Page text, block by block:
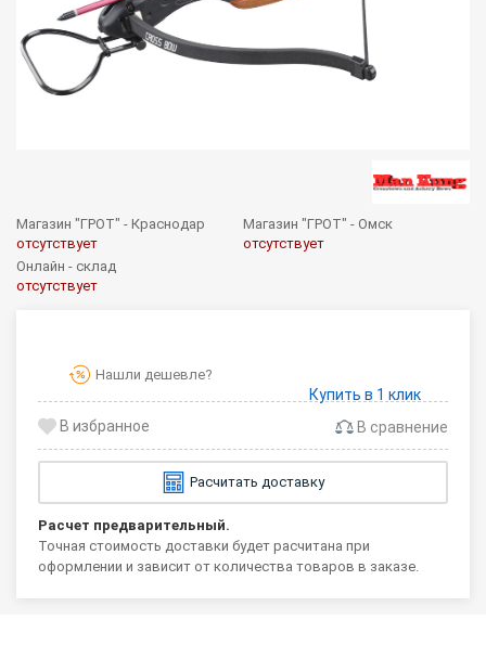
Магазин "ГРОТ" - Краснодар
отсутствует
Магазин "ГРОТ" - Омск
отсутствует
Онлайн - склад
отсутствует
Нашли дешевле?
Купить в 1 клик
В сравнение
Расчитать доставку
Расчет предварительный.
Точная стоимость доставки будет расчитана при
оформлении и зависит от количества товаров в заказе.